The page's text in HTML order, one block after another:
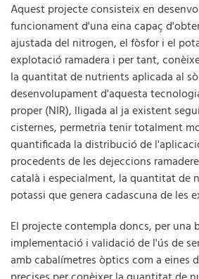
Aquest projecte consisteix en
funcionament d'una eina capaç
ajustada del nitrogen, el fòsfor i el
explotació ramadera i per tant,
la quantitat de nutrients aplicada al
desenvolupament d'aquesta
proper (NIR), lligada al ja existent
cisternes, permetria tenir totalment
quantificada la distribució de
procedents de les dejeccions
català i especialment, la quantitat de
potassi que genera cadascuna de les
El projecte contempla doncs, per una
implementació i validació de l'ús de
amb cabalímetres òptics com a eines